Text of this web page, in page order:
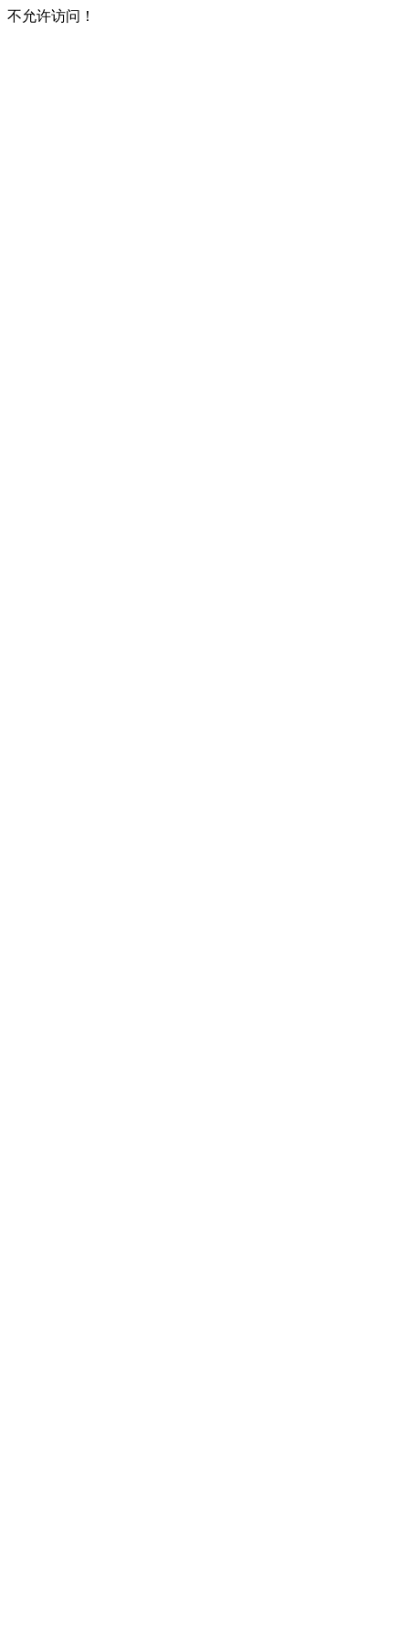
不允许访问！